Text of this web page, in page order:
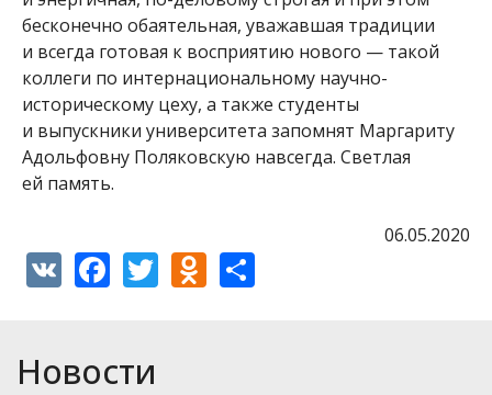
бесконечно обаятельная, уважавшая традиции
и всегда готовая к восприятию нового — такой
коллеги по интернациональному научно-
историческому цеху, а также студенты
и выпускники университета запомнят Маргариту
Адольфовну Поляковскую навсегда. Светлая
ей память.
06.05.2020
VK Facebook
TwitterOdnoklassniki
Новости